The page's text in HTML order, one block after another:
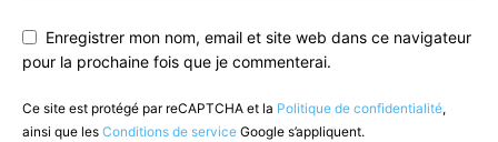
Enregistrer mon nom, email et site web dans ce navigateur
pour la prochaine fois que je commenterai.
Ce site est protégé par reCAPTCHA et la Politique de confidentialité,
ainsi que les Conditions de service Google s’appliquent.